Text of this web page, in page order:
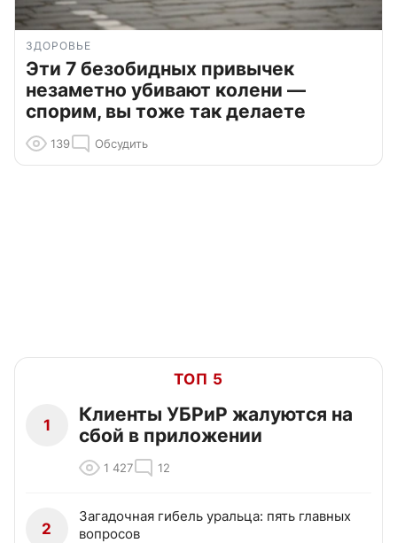
ЗДОРОВЬЕ
Эти 7 безобидных привычек
незаметно убивают колени —
спорим, вы тоже так делаете
139 Обсудить
ТОП 5
1
Клиенты УБРиР жалуются на
сбой в приложении
1 427 12
2
Загадочная гибель уральца: пять главных
вопросов